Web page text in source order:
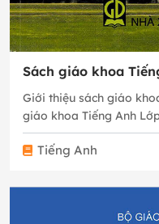
Sách giáo khoa
Giới thiệu sách giáo
giáo khoa Tiếng Anh
Tiếng Anh